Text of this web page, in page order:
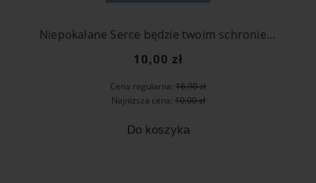
Niepokalane Serce będzie twoim schronieniem. Fatimskie przesłanie dla świata
10,00 zł
Cena regularna: 16,90 zł
Najniższa cena:10,00 zł
Do koszyka